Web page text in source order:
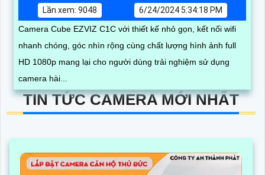
Lần xem: 9048
6/24/2024 5:34:18 PM
Camera Cube EZVIZ C1C với thiết kế nhỏ gọn, kết nối wifi
nhanh chóng, góc nhìn rộng cùng chất lượng hình ảnh full
HD 1080p mang lại cho người dùng trải nghiệm sử dụng
camera hài...
TIN TỨC CAMERA MỚI NHẤT